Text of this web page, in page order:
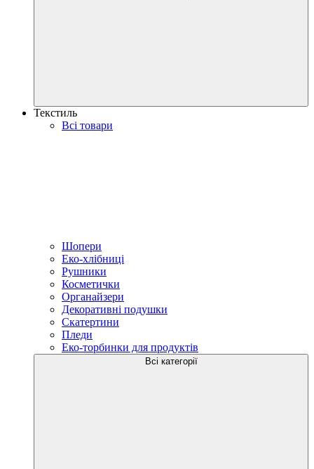
Текстиль
Всі товари
Шопери
Еко-хлібниці
Рушники
Косметички
Органайзери
Декоративні подушки
Скатертини
Пледи
Еко-торбинки для продуктів
Всі категорії